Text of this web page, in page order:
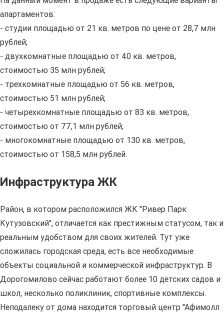
апартаментов:
- студии площадью от 21 кв. метров по цене от 28,7 млн
рублей;
- двухкомнатные площадью от 40 кв. метров,
стоимостью 35 млн рублей;
- трехкомнатные площадью от 56 кв. метров,
стоимостью 51 млн рублей;
- четырехкомнатные площадью от 83 кв. метров,
стоимостью от 77,1 млн рублей;
- многокомнатные площадью от 130 кв. метров,
стоимостью от 158,5 млн рублей.
Инфраструктура ЖК
Район, в котором расположился ЖК "Ривер Парк
Кутузовский", отличается как престижным статусом, так и
реальным удобством для своих жителей. Тут уже
сложилась городская среда, есть все необходимые
объекты социальной и коммерческой инфраструктур. В
Дорогомилово сейчас работают более 10 детских садов и
школ, несколько поликлиник, спортивные комплексы.
Неподалеку от дома находится торговый центр "Афимолл